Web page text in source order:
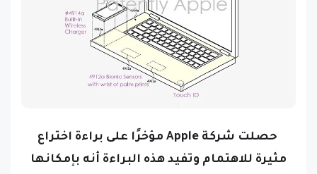
حصلت شركة Apple مؤخرًا على براءة اختراع
مثيرة للاهتمام وتفيد هذه البراءة أنه بإمكانها